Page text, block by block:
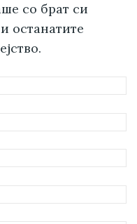
со брат си
останатите